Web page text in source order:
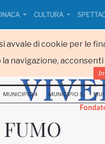
avvale di cookie per le
navigazione, acconsenti
CULTURA
MUNICIPIO 4 MUNICIPIO 5